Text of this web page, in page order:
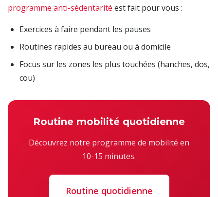
programme anti-sédentarité est fait pour vous :
Exercices à faire pendant les pauses
Routines rapides au bureau ou à domicile
Focus sur les zones les plus touchées (hanches, dos,
cou)
Routine mobilité quotidienne
Découvrez notre programme de mobilité en
10-15 minutes.
Routine quotidienne